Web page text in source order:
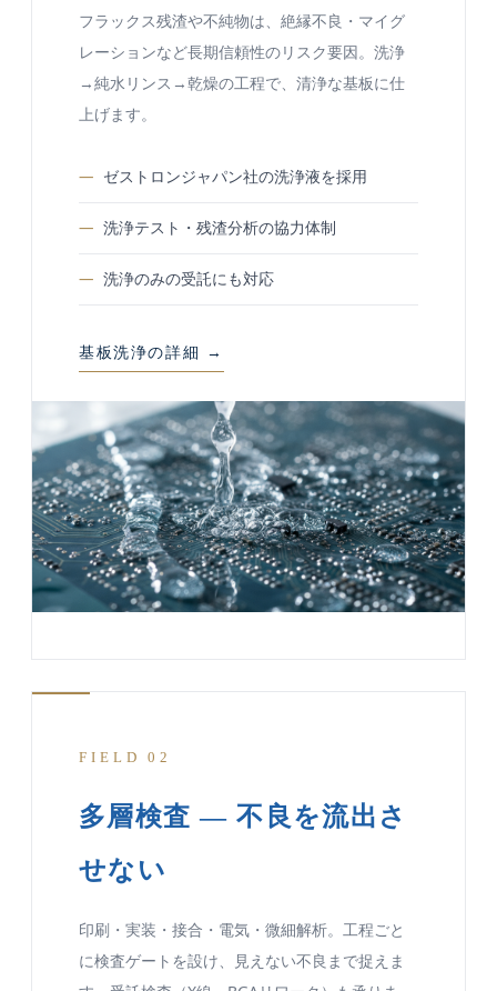
フラックス残渣や不純物は、絶縁不良・マイグ
レーションなど長期信頼性のリスク要因。洗浄
→純水リンス→乾燥の工程で、清浄な基板に仕
上げます。
ゼストロンジャパン社の洗浄液を採用
洗浄テスト・残渣分析の協力体制
洗浄のみの受託にも対応
基板洗浄の詳細 →
FIELD 02
多層検査 — 不良を流出さ
せない
印刷・実装・接合・電気・微細解析。工程ごと
に検査ゲートを設け、見えない不良まで捉えま